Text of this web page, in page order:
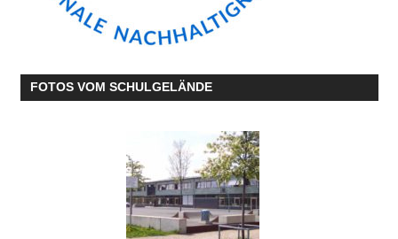
FOTOS VOM SCHULGELÄNDE